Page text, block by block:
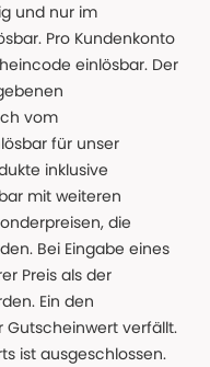
und nur im
Pro Kundenkonto
einlösbar. Der
vom
für unser
inklusive
mit weiteren
die
Bei Eingabe eines
Preis als der
Ein den
verfällt.
ist ausgeschlossen.